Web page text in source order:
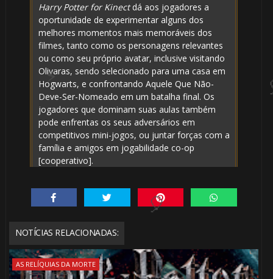
Harry Potter for Kinectdá aos jogadores a
oportunidade de experimentar alguns dos
melhores momentos mais memoráveis dos
filmes​​, tanto como os personagens relevantes
ou como seu próprio avatar, inclusive visitando
Olivaras, sendo selecionado para uma casa em
Hogwarts, e confrontando Aquele Que Não-
Deve-Ser-Nomeado em um batalha final. Os
jogadores que dominam suas aulas também
pode enfrentas os seus adversários em
competitivos mini-jogos, ou juntar forças com a
família e amigos em jogabilidade co-op
[cooperativo].
NOTÍCIAS RELACIONADAS:
AS RELÍQUIAS DA MORTE
⚡
⚡
1️⃣ 8️⃣